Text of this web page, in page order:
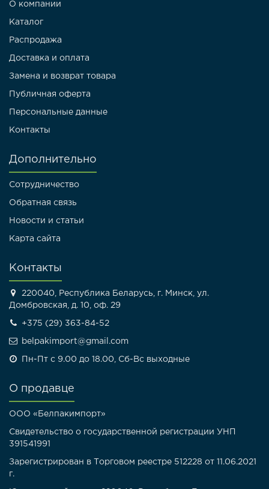
О компании
Каталог
Распродажа
Доставка и оплата
Замена и возврат товара
Публичная оферта
Персональные данные
Контакты
Дополнительно
Сотрудничество
Обратная связь
Новости и статьи
Карта сайта
Контакты
220040, Республика Беларусь, г. Минск, ул.
Домбровская, д. 10, оф. 29
+375 (29) 363-84-52
belpakimport@gmail.com
Пн-Пт с 9.00 до 18.00, Сб-Вс выходные
О продавце
ООО «Белпакимпорт»
Свидетельство о государственной регистрации УНП
391541991
Зарегистрирован в Торговом реестре 512228 от 11.06.2021
г.